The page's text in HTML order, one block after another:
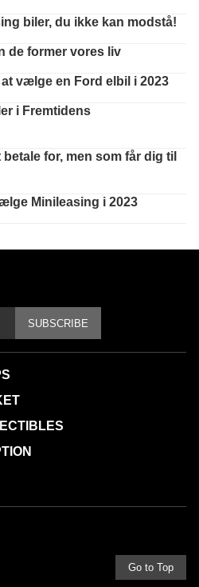
biler, du ikke kan modstå!
de former vores liv
vælge en Ford elbil i 2023
i Fremtidens
for, men som får dig til
Minileasing i 2023
SUBSCRIBE
Go to Top